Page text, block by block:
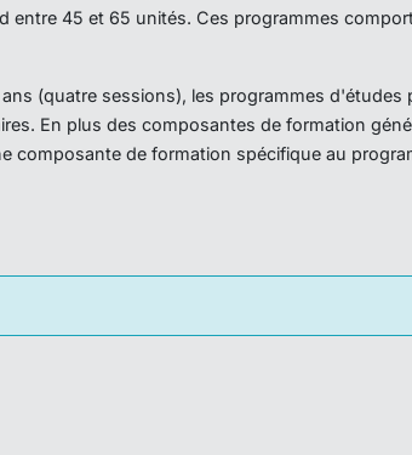
entre 45 et 65 unités. Ces programmes
(quatre sessions), les programmes
En plus des composantes de formation
composante de formation spécifique au